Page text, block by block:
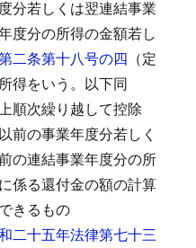
分若しくは翌連結事業
度分の所得の金額若し
二条第十八号の四 （定
得をいう。以下同
順次繰り越して控除
前の事業年度分若しく
の連結事業年度分の所
係る還付金の額の計算
きるもの
二十五年法律第七十三